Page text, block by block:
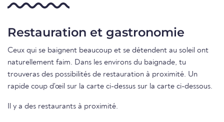
Restauration et gastronomie
Ceux qui se baignent beaucoup et se détendent au soleil ont
naturellement faim. Dans les environs du baignade, tu
trouveras des possibilités de restauration à proximité. Un
rapide coup d'œil sur la carte ci-dessus sur la carte ci-dessous.
Il y a des restaurants à proximité.